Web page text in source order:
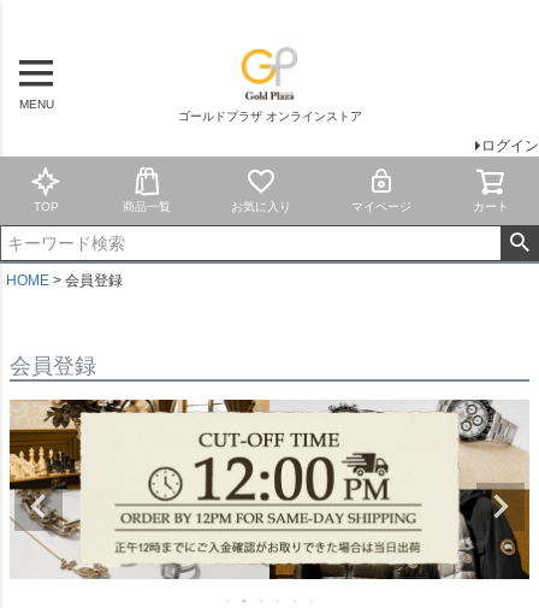
MENU
ゴールドプラザ オンラインストア
ログイン
TOP 商品一覧 お気に入り マイページ カート
HOME 会員登録
会員登録